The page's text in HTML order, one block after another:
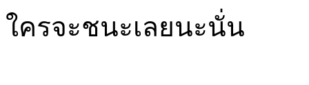
ใครจะชนะเลยนะนั่น